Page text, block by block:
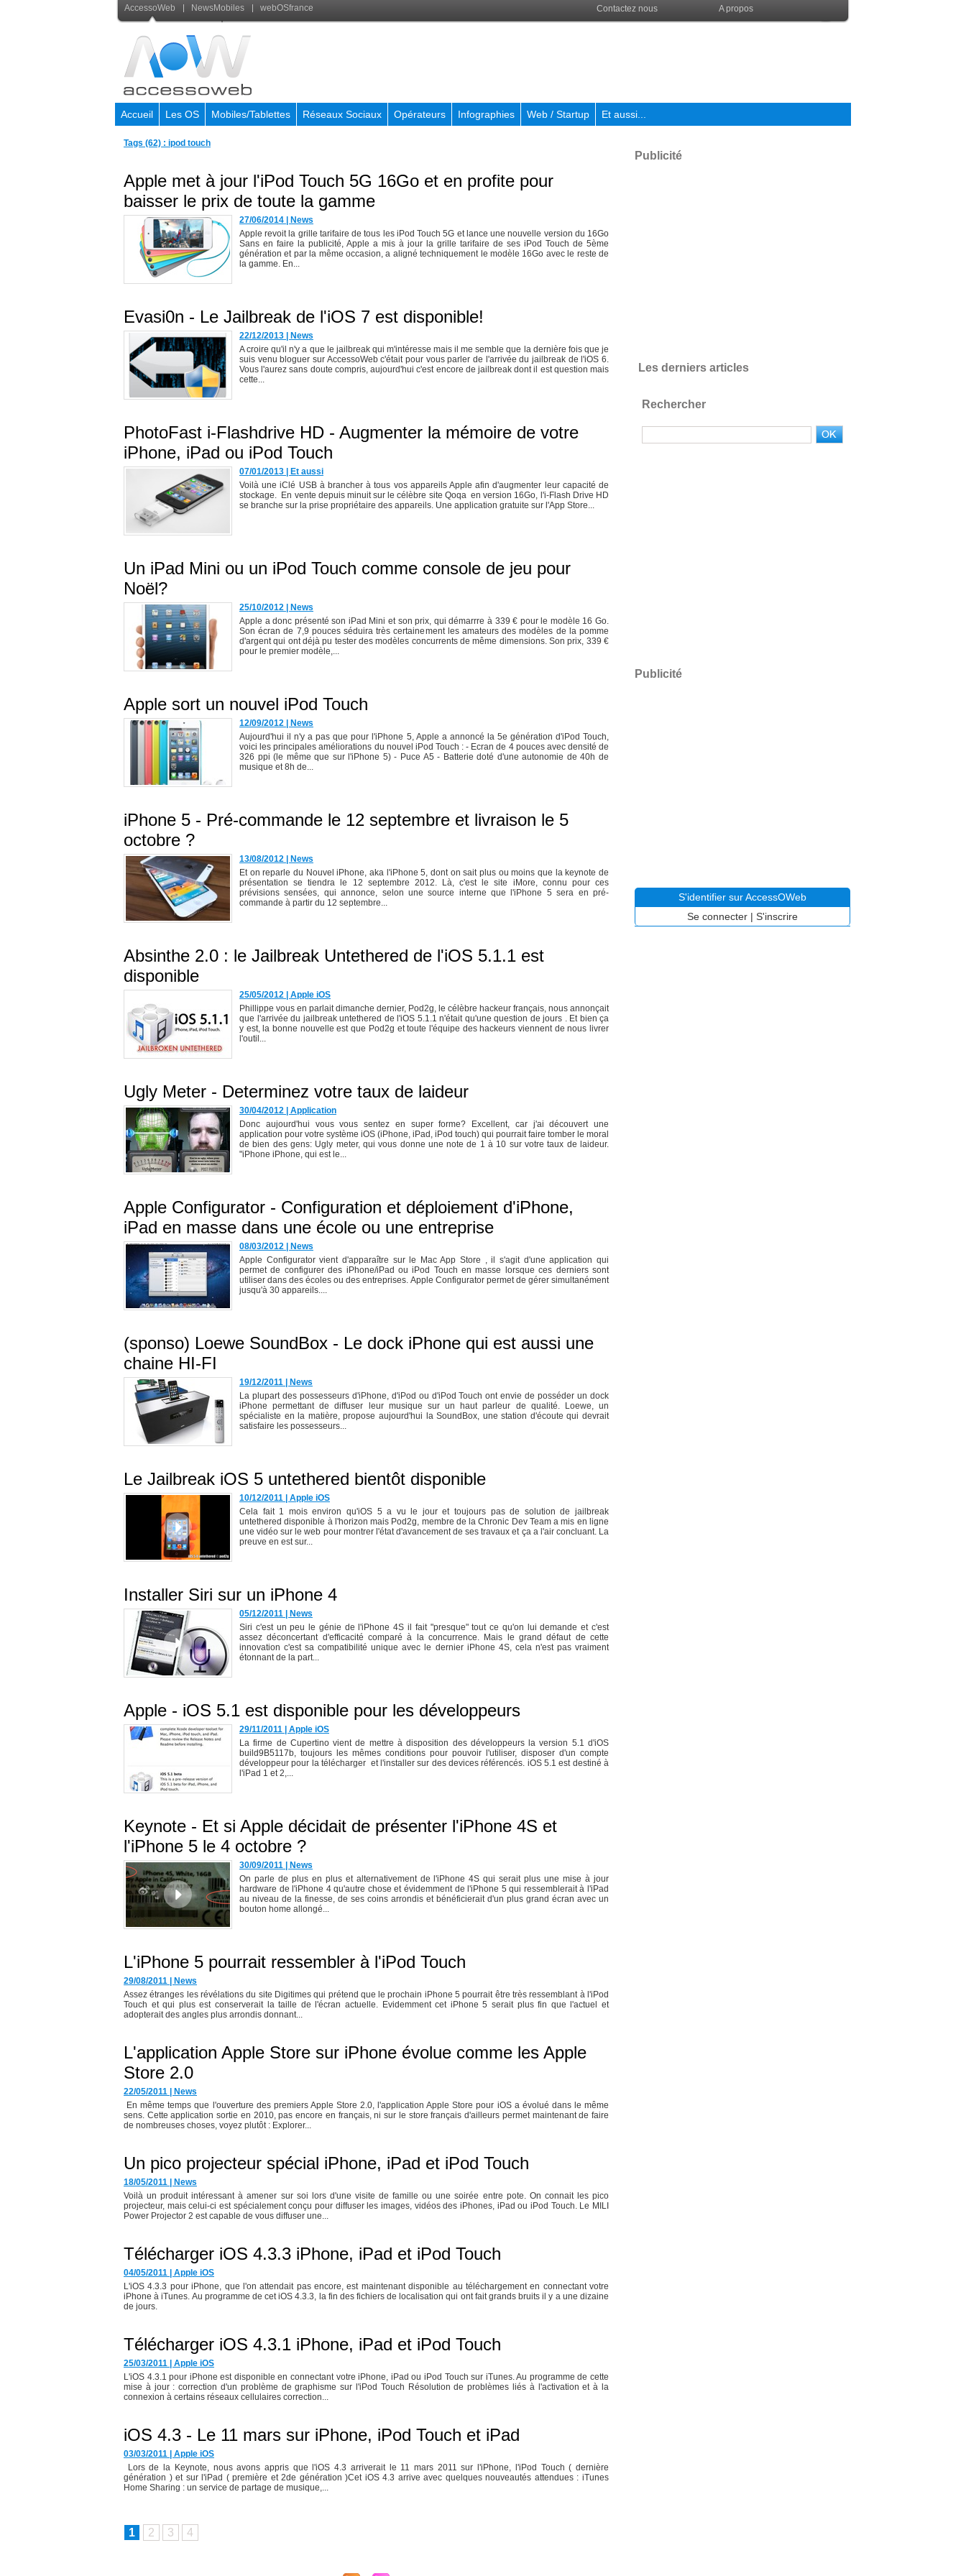
AccessoWeb NewsMobiles webOSfrance Contactez nous A propos
Accueil Les OS Mobiles/Tablettes Réseaux Sociaux Opérateurs Infographies Web / Startup Et aussi...
Tags (62) : ipod touch
Apple met à jour l'iPod Touch 5G 16Go et en profite pour
baisser le prix de toute la gamme
27/06/2014
News
Apple revoit la grille tarifaire de tous les iPod Touch 5G et lance une nouvelle version du 16Go
Sans en faire la publicité, Apple a mis à jour la grille tarifaire de ses iPod Touch de 5ème
génération et par la même occasion, a aligné techniquement le modèle 16Go avec le reste de
la gamme. En...
Evasi0n - Le Jailbreak de l'iOS 7 est disponible!
22/12/2013
News
A croire qu'il n'y a que le jailbreak qui m'intéresse mais il me semble que la dernière fois que je
suis venu bloguer sur AccessoWeb c'était pour vous parler de l'arrivée du jailbreak de l'iOS 6.
Vous l'aurez sans doute compris, aujourd'hui c'est encore de jailbreak dont il est question mais
cette...
PhotoFast i-Flashdrive HD - Augmenter la mémoire de votre
iPhone, iPad ou iPod Touch
07/01/2013
Et aussi
Voilà une iClé USB à brancher à tous vos appareils Apple afin d'augmenter leur capacité de
stockage. En vente depuis minuit sur le célèbre site Qoqa en version 16Go, l'i-Flash Drive HD
se branche sur la prise propriétaire des appareils. Une application gratuite sur l'App Store...
Un iPad Mini ou un iPod Touch comme console de jeu pour
Noël?
25/10/2012
News
Apple a donc présenté son iPad Mini et son prix, qui démarrre à 339 € pour le modèle 16 Go.
Son écran de 7,9 pouces séduira très certainement les amateurs des modèles de la pomme
d'argent qui ont déjà pu tester des modèles concurrents de même dimensions. Son prix, 339 €
pour le premier modèle,...
Apple sort un nouvel iPod Touch
12/09/2012
News
Aujourd'hui il n'y a pas que pour l'iPhone 5, Apple a annoncé la 5e génération d'iPod Touch,
voici les principales améliorations du nouvel iPod Touch : - Ecran de 4 pouces avec densité de
326 ppi (le même que sur l'iPhone 5) - Puce A5 - Batterie doté d'une autonomie de 40h de
musique et 8h de...
iPhone 5 - Pré-commande le 12 septembre et livraison le 5
octobre ?
13/08/2012
News
Et on reparle du Nouvel iPhone, aka l'iPhone 5, dont on sait plus ou moins que la keynote de
présentation se tiendra le 12 septembre 2012. Là, c'est le site iMore, connu pour ces
prévisions sensées, qui annonce, selon une source interne que l'iPhone 5 sera en pré-
commande à partir du 12 septembre...
Absinthe 2.0 : le Jailbreak Untethered de l'iOS 5.1.1 est
disponible
25/05/2012
Apple iOS
Phillippe vous en parlait dimanche dernier, Pod2g, le célèbre hackeur français, nous annonçait
que l'arrivée du jailbreak untethered de l'iOS 5.1.1 n'était qu'une question de jours . Et bien ça
y est, la bonne nouvelle est que Pod2g et toute l'équipe des hackeurs viennent de nous livrer
l'outil...
Ugly Meter - Determinez votre taux de laideur
30/04/2012
Application
Donc aujourd'hui vous vous sentez en super forme? Excellent, car j'ai découvert une
application pour votre système iOS (iPhone, iPad, iPod touch) qui pourrait faire tomber le moral
de bien des gens: Ugly meter, qui vous donne une note de 1 à 10 sur votre taux de laideur.
"iPhone iPhone, qui est le...
Apple Configurator - Configuration et déploiement d'iPhone,
iPad en masse dans une école ou une entreprise
08/03/2012
News
Apple Configurator vient d'apparaître sur le Mac App Store , il s'agit d'une application qui
permet de configurer des iPhone/iPad ou iPod Touch en masse lorsque ces derniers sont
utiliser dans des écoles ou des entreprises. Apple Configurator permet de gérer simultanément
jusqu'à 30 appareils....
(sponso) Loewe SoundBox - Le dock iPhone qui est aussi une
chaine HI-FI
19/12/2011
News
La plupart des possesseurs d'iPhone, d'iPod ou d'iPod Touch ont envie de posséder un dock
iPhone permettant de diffuser leur musique sur un haut parleur de qualité. Loewe, un
spécialiste en la matière, propose aujourd'hui la SoundBox, une station d'écoute qui devrait
satisfaire les possesseurs...
Le Jailbreak iOS 5 untethered bientôt disponible
10/12/2011
Apple iOS
Cela fait 1 mois environ qu'iOS 5 a vu le jour et toujours pas de solution de jailbreak
untethered disponible à l'horizon mais Pod2g, membre de la Chronic Dev Team a mis en ligne
une vidéo sur le web pour montrer l'état d'avancement de ses travaux et ça a l'air concluant. La
preuve en est sur...
Installer Siri sur un iPhone 4
05/12/2011
News
Siri c'est un peu le génie de l'iPhone 4S il fait "presque" tout ce qu'on lui demande et c'est
assez déconcertant d'efficacité comparé à la concurrence. Mais le grand défaut de cette
innovation c'est sa compatibilité unique avec le dernier iPhone 4S, cela n'est pas vraiment
étonnant de la part...
Apple - iOS 5.1 est disponible pour les développeurs
29/11/2011
Apple iOS
La firme de Cupertino vient de mettre à disposition des développeurs la version 5.1 d'iOS
build9B5117b, toujours les mêmes conditions pour pouvoir l'utiliser, disposer d'un compte
développeur pour la télécharger et l'installer sur des devices référencés. iOS 5.1 est destiné à
l'iPad 1 et 2,...
Keynote - Et si Apple décidait de présenter l'iPhone 4S et
l'iPhone 5 le 4 octobre ?
30/09/2011
News
On parle de plus en plus et alternativement de l'iPhone 4S qui serait plus une mise à jour
hardware de l'iPhone 4 qu'autre chose et évidemment de l'iPhone 5 qui ressemblerait à l'iPad
au niveau de la finesse, de ses coins arrondis et bénéficierait d'un plus grand écran avec un
bouton home allongé...
L'iPhone 5 pourrait ressembler à l'iPod Touch
29/08/2011
News
Assez étranges les révélations du site Digitimes qui prétend que le prochain iPhone 5 pourrait être très ressemblant à l'iPod
Touch et qui plus est conserverait la taille de l'écran actuelle. Evidemment cet iPhone 5 serait plus fin que l'actuel et
adopterait des angles plus arrondis donnant...
L'application Apple Store sur iPhone évolue comme les Apple
Store 2.0
22/05/2011
News
En même temps que l'ouverture des premiers Apple Store 2.0, l'application Apple Store pour iOS a évolué dans le même
sens. Cette application sortie en 2010, pas encore en français, ni sur le store français d'ailleurs permet maintenant de faire
de nombreuses choses, voyez plutôt : Explorer...
Un pico projecteur spécial iPhone, iPad et iPod Touch
18/05/2011
News
Voilà un produit intéressant à amener sur soi lors d'une visite de famille ou une soirée entre pote. On connait les pico
projecteur, mais celui-ci est spécialement conçu pour diffuser les images, vidéos des iPhones, iPad ou iPod Touch. Le MILI
Power Projector 2 est capable de vous diffuser une...
Télécharger iOS 4.3.3 iPhone, iPad et iPod Touch
04/05/2011
Apple iOS
L'iOS 4.3.3 pour iPhone, que l'on attendait pas encore, est maintenant disponible au téléchargement en connectant votre
iPhone à iTunes. Au programme de cet iOS 4.3.3, la fin des fichiers de localisation qui ont fait grands bruits il y a une dizaine
de jours.
Télécharger iOS 4.3.1 iPhone, iPad et iPod Touch
25/03/2011
Apple iOS
L'iOS 4.3.1 pour iPhone est disponible en connectant votre iPhone, iPad ou iPod Touch sur iTunes. Au programme de cette
mise à jour : correction d'un problème de graphisme sur l'iPod Touch Résolution de problèmes liés à l'activation et à la
connexion à certains réseaux cellulaires correction...
iOS 4.3 - Le 11 mars sur iPhone, iPod Touch et iPad
03/03/2011
Apple iOS
Lors de la Keynote, nous avons appris que l'iOS 4.3 arriverait le 11 mars 2011 sur l'iPhone, l'iPod Touch ( dernière
génération ) et sur l'iPad ( première et 2de génération )Cet iOS 4.3 arrive avec quelques nouveautés attendues : iTunes
Home Sharing : un service de partage de musique,...
1 2 3 4
Publicité
Les derniers articles
Rechercher
Publicité
S'identifier sur AccessOWeb
Se connecter | S'inscrire